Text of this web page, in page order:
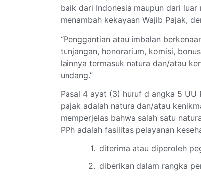
baik dari Indonesia maupun dari
menambah kekayaan Wajib Pajak,
“Penggantian atau imbalan
tunjangan, honorarium, komisi,
lainnya termasuk natura dan/atau
undang.”
Pasal 4 ayat (3) huruf d angka 5 UU
pajak adalah natura dan/atau
memperjelas bahwa salah satu
PPh adalah fasilitas pelayanan
diterima atau diperoleh
diberikan dalam rangka